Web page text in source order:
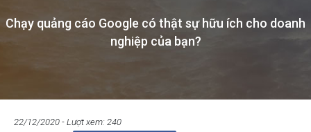
Chạy quảng cáo Google có thật sự hữu ích cho doanh
nghiệp của bạn?
22/12/2020 - Lượt xem: 240